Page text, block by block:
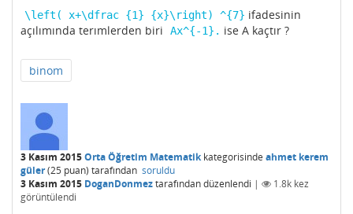
\left( x+\dfrac {1} {x}\right) ^{7} ifadesinin
açılımında terımlerden biri
Ax^{-1}. ise A kaçtır ?
binom
3 Kasım 2015Orta Öğretim Matematikkategorisinde ahmet kerem
güler(25 puan) tarafından soruldu
3 Kasım 2015 DoganDonmeztarafındandüzenlendi | 1.8k kez
görüntülendi